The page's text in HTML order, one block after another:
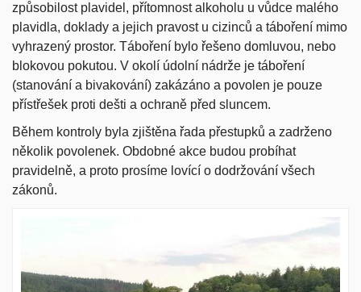
způsobilost plavidel, přítomnost alkoholu u vůdce malého
plavidla, doklady a jejich pravost u cizinců a táboření mimo
vyhrazený prostor. Táboření bylo řešeno domluvou, nebo
blokovou pokutou. V okolí údolní nádrže je táboření
(stanování a bivakování) zakázáno a povolen je pouze
přístřešek proti dešti a ochraně před sluncem.
Během kontroly byla zjištěna řada přestupků a zadrženo
několik povolenek. Obdobné akce budou probíhat
pravidelně, a proto prosíme lovící o dodržování všech
zákonů.